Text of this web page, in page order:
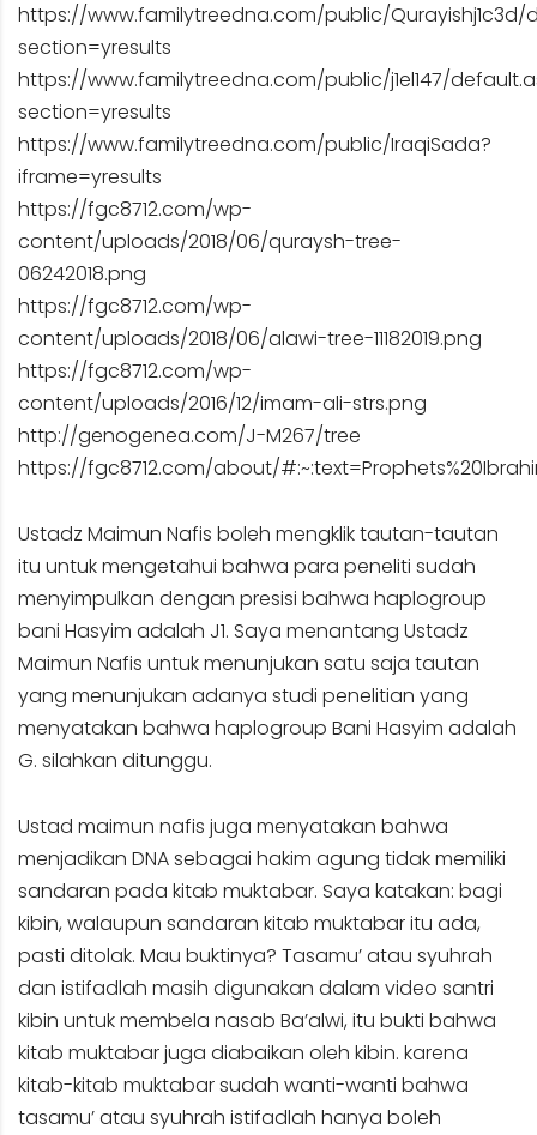
https://www.familytreedna.com/public/Qurayishj1c3d/
section=yresults
https://www.familytreedna.com/public/j1el147/
section=yresults
https://www.familytreedna.com/public/IraqiSada?
iframe=yresults
https://fgc8712.com/wp-
content/uploads/2018/06/quraysh-tree-
06242018.png
https://fgc8712.com/wp-
content/uploads/2018/06/alawi-tree-11182019.png
https://fgc8712.com/wp-
content/uploads/2016/12/imam-ali-strs.png
http://genogenea.com/J-M267/tree
https://fgc8712.com/about/
Ustadz Maimun Nafis boleh mengklik tautan-tautan
itu untuk mengetahui bahwa para peneliti sudah
menyimpulkan dengan presisi bahwa haplogroup
bani Hasyim adalah J1. Saya menantang Ustadz
Maimun Nafis untuk menunjukan satu saja tautan
yang menunjukan adanya studi penelitian yang
menyatakan bahwa haplogroup Bani Hasyim adalah
G. silahkan ditunggu.
Ustad maimun nafis juga menyatakan bahwa
menjadikan DNA sebagai hakim agung tidak memiliki
sandaran pada kitab muktabar. Saya katakan: bagi
kibin, walaupun sandaran kitab muktabar itu ada,
pasti ditolak. Mau buktinya? Tasamu’ atau syuhrah
dan istifadlah masih digunakan dalam video santri
kibin untuk membela nasab Ba’alwi, itu bukti bahwa
kitab muktabar juga diabaikan oleh kibin. karena
kitab-kitab muktabar sudah wanti-wanti bahwa
tasamu’ atau syuhrah istifadlah hanya boleh